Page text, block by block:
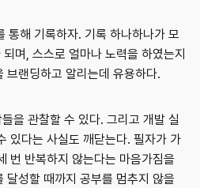
해 기록하자. 기록 하나하나가 모
며, 스스로 얼마나 노력을 하였는지
브랜딩하고 알리는데 유용하다.
을 관찰할 수 있다. 그리고 개발 실
있다는 사실도 깨닫는다. 필자가 가
번 반복하지 않는다는 마음가짐을
달성할 때까지 공부를 멈추지 않을